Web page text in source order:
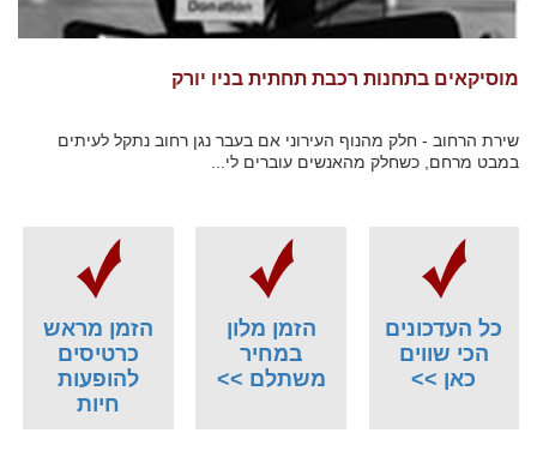
מוסיקאים בתחנות רכבת תחתית בניו יורק
שירת הרחוב - חלק מהנוף העירוני אם בעבר נגן רחוב נתקל לעיתים
במבט מרחם, כשחלק מהאנשים עוברים לי...
כל העדכונים
הכי שווים
כאן >>
הזמן מלון
במחיר
משתלם >>
הזמן מראש
כרטיסים
להופעות
חיות